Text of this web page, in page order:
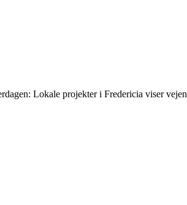
Lokale projekter i Fredericia viser vejen